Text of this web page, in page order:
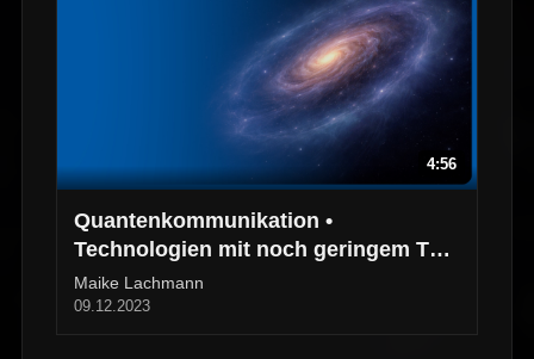
4:56
Quantenkommunikation •
Technologien mit noch geringem TRL
• Arbeiten bei Airbus
Maike Lachmann
09.12.2023